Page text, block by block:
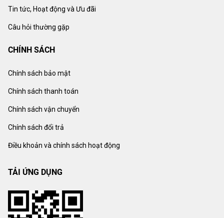
Tin tức, Hoạt động và Ưu đãi
Câu hỏi thường gặp
CHÍNH SÁCH
Chính sách bảo mật
Chính sách thanh toán
Chính sách vận chuyển
Chính sách đổi trả
Điều khoản và chính sách hoạt động
TẢI ỨNG DỤNG